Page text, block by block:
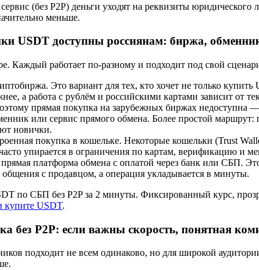
(без P2P) деньги уходят на реквизиты
меньше.
USDT доступны россиянам: биржа,
Каждый работает по-разному и подходит под свой
Это вариант для тех, кто хочет не только
а работа с рублём и российскими картами зависит
прямая покупка на зарубежных биржах недоступна
или сервис прямого обмена. Более простой маршрут:
новички.
покупка в кошельке. Некоторые кошельки (Trust
упирается в ограничения по картам, верификацию и
платформа обмена с оплатой через банк или СБП. Это
общения с продавцом, а операция укладывается в минуты.
по СБП без P2P за 2 минуты. Фиксированный курс,
купите USDT.
без P2P: если важны скорость, понятная
подходит не всем одинаково, но для широкой